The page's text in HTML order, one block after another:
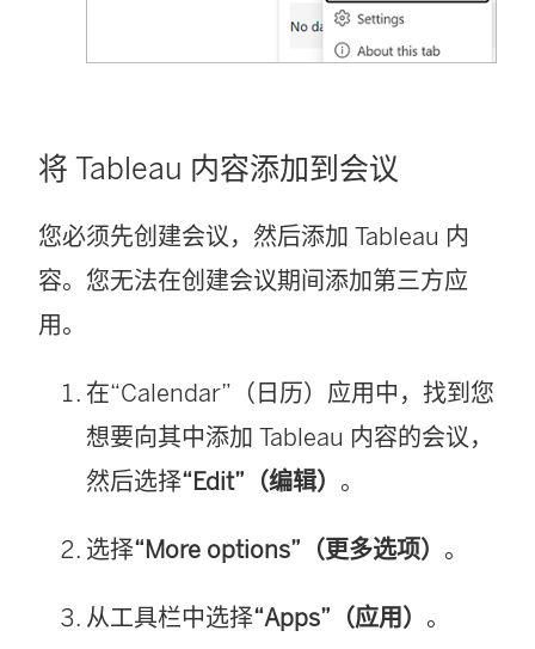
将 Tableau 内容添加到会议
您必须先创建会议，然后添加 Tableau 内
容。您无法在创建会议期间添加第三方应
用。
在“Calendar”（日历）应用中，找到您
想要向其中添加 Tableau 内容的会议，
然后选择“Edit”（编辑） 。
选择“More options”（更多选项） 。
从工具栏中选择“Apps”（应用） 。